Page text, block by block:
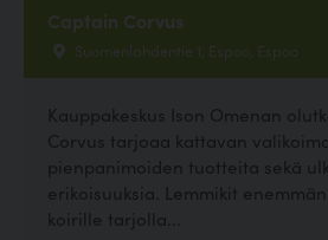
Captain Corvus
Suomenlahdentie 1, Espoo, Espoo
Kauppakeskus Ison Omenan
Corvus tarjoaa kattavan
pienpanimoiden tuotteita sekä
erikoisuuksia. Lemmikit
koirille tarjolla...